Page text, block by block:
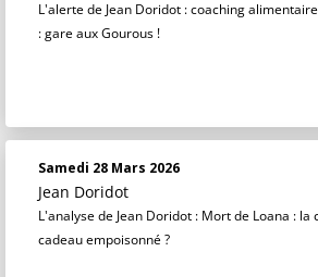
L'alerte de Jean Doridot : coaching
: gare aux Gourous !
Samedi 28 Mars 2026
Jean Doridot
L'analyse de Jean Doridot : Mort de Loana :
cadeau empoisonné ?